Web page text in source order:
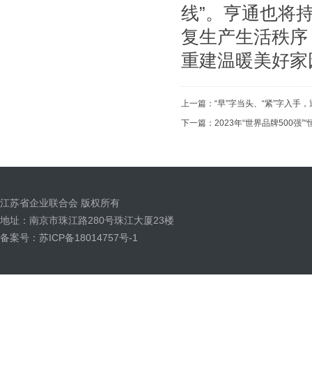
线”。亨通也将
复生产生活秩
重建温暖美好家
上一篇： “早”字当头、“紧”字入手
下一篇： 2023年“世界品牌500强”“
江苏省企业联合会 版权所有
地址：南京市珠江路280号珠江大厦23楼
备案号：苏ICP备18014757号-1